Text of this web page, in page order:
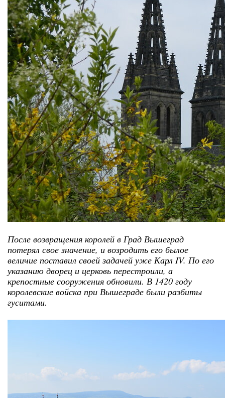
После возвращения королей в Град Вышеград
потерял свое значение, и возродить его былое
величие поставил своей задачей уже Карл IV. По его
указанию дворец и церковь перестроили, а
крепостные сооружения обновили. В 1420 году
королевские войска при Вышеграде были разбиты
гуситами.